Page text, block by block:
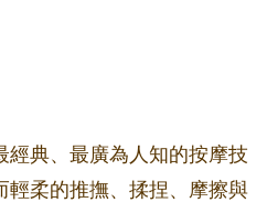
經典、最廣為人知的按摩技
輕柔的推撫、揉捏、摩擦與